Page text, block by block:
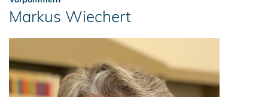
Markus Wiechert